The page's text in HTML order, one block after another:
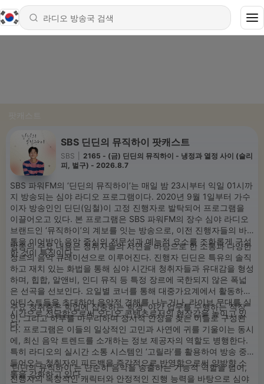
SBS 딘딘의 뮤직하이 팟캐스트
SBS
2165 - (금) 딘딘의 뮤직하이 - 냉정과 열정 사이 (슬리
피, 벌구) - 2026.8.7
SBS 파워FM의 ‘딘딘의 뮤직하이’는 매일 밤 23시부터 익일 01시까
지 방송되는 심야 라디오 프로그램이다. 2020년 9월 1일부터 가수
이자 방송인인 딘딘(임철)이 고정 진행자로 발탁되어 프로그램을
이끌어오고 있다. 본 프로그램은 SBS 파워FM의 장수 심야 라디오
브랜드인 ‘뮤직하이’의 계보를 잇는 방송으로, 이전 진행자들의 바
통을 이어받아 음악 중심의 전문성과 예능적 요소를 조화롭게 구성
한 것이 특징이다.
방송의 주요 내용은 청취자들의 사연을 바탕으로 한 소통과 다양한
장르의 음악 큐레이션으로 이루어진다. 진행자 딘딘은 특유의 솔직
하고 재치 있는 화법을 통해 심야 시간대 청취자들과 유대감을 형성
하며, 힙합, 알앤비, 인디 뮤직 등 특정 장르에 국한되지 않은 폭넓
은 선곡을 선보인다. 요일별 코너를 통해 대중가요계에서 활동하는
아티스트들을 초대하여 음악적 견해를 나누거나, 라이브 무대를 실
시간으로 전달함으로써 오디오 콘텐츠로서의 현장감을 높이고 있
다.
주요 청취층은 학업에 집중하는 학생, 야간 업무를 수행하는 직장
인, 그리고 하루를 마무리하며 정서적 안정을 찾는 이들로 구성된
다. 프로그램은 이들의 일상적인 고민과 사연에 귀를 기울이는 동시
에, 최신 음악 트렌드를 소개하는 정보 제공자의 역할도 병행한다.
특히 라디오의 실시간 소통 시스템인 ‘고릴라’를 활용하여 방송 중
들어오는 청취자의 피드백을 즉각적으로 반영함으로써 양방향 소
통을 강화하고 있다.
‘딘딘의 뮤직하이’는 단순히 음악을 송출하는 기능적 역할을 넘어,
진행자의 독창적인 캐릭터와 안정적인 진행 능력을 바탕으로 심야